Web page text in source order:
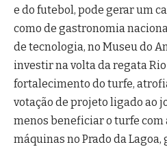
e do futebol, pode gerar um
como de gastronomia
de tecnologia, no Museu do
investir na volta da regata
fortalecimento do turfe,
votação de projeto ligado ao
menos beneficiar o turfe com
máquinas no Prado da